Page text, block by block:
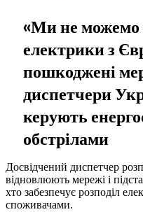
«Ми не можемо
електрики з
пошкоджені
диспетчери
керують
обстрілами
Досвідчений диспетчер
відновлюють мережі і
хто забезпечує розподіл
споживачами.